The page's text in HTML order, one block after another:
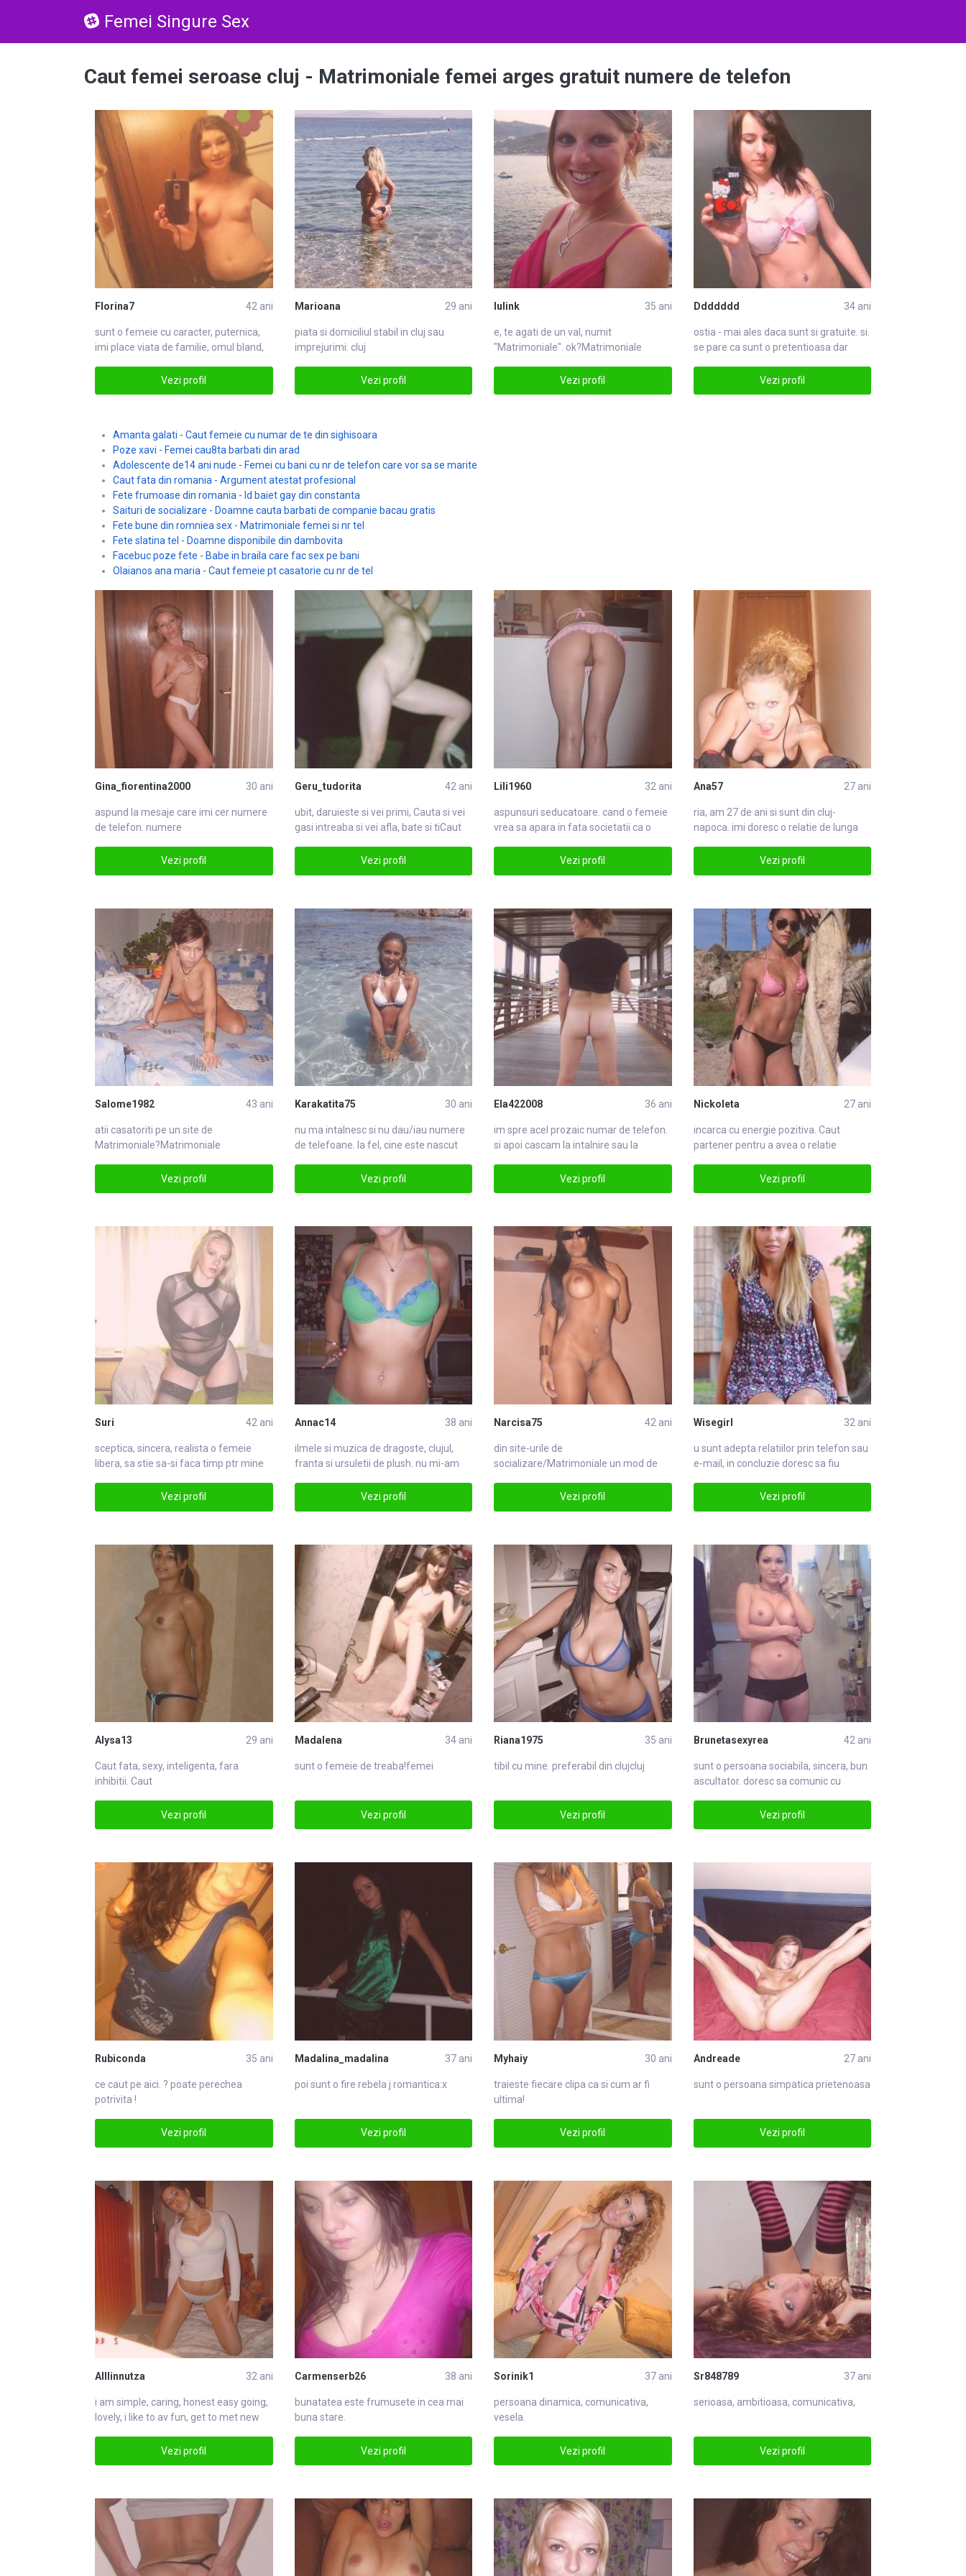
Femei Singure Sex
Caut femei seroase cluj - Matrimoniale femei arges gratuit numere de telefon
Florina7 42 ani
sunt o femeie cu caracter, puternica,
imi place viata de familie, omul bland,
Vezi profil
Marioana 29 ani
piata si domiciliul stabil in cluj sau
imprejurimi. cluj
Vezi profil
Iulink 35 ani
e, te agati de un val, numit
"Matrimoniale". ok?Matrimoniale
Vezi profil
Ddddddd 34 ani
ostia - mai ales daca sunt si gratuite. si.
se pare ca sunt o pretentioasa dar
Vezi profil
Amanta galati - Caut femeie cu numar de te din sighisoara
Poze xavi - Femei cau8ta barbati din arad
Adolescente de14 ani nude - Femei cu bani cu nr de telefon care vor sa se marite
Caut fata din romania - Argument atestat profesional
Fete frumoase din romania - Id baiet gay din constanta
Saituri de socializare - Doamne cauta barbati de companie bacau gratis
Fete bune din romniea sex - Matrimoniale femei si nr tel
Fete slatina tel - Doamne disponibile din dambovita
Facebuc poze fete - Babe in braila care fac sex pe bani
Olaianos ana maria - Caut femeie pt casatorie cu nr de tel
Gina_fiorentina2000 30 ani
aspund la mesaje care imi cernumere
de telefon. numere
Vezi profil
Geru_tudorita 42 ani
ubit, daruieste si vei primi, Cauta si vei
gasi intreaba si vei afla, bate si tiCaut
Vezi profil
Lili1960 32 ani
aspunsuri seducatoare. cand o femeie
vrea sa apara in fata societatii ca o
Vezi profil
Ana57 27 ani
ria, am 27 de ani si sunt din cluj-
napoca. imi doresc o relatie de lunga
Vezi profil
Salome1982 43 ani
atii casatoriti pe un site de
Matrimoniale?Matrimoniale
Vezi profil
Karakatita75 30 ani
nu ma intalnesc si nu dau/iau numere
de telefoane. la fel, cine este nascut
Vezi profil
Ela422008 36 ani
im spre acel prozaic numar de telefon.
si apoi cascam la intalnire sau la
Vezi profil
Nickoleta 27 ani
incarca cu energie pozitiva. Caut
partener pentru a avea o relatie
Vezi profil
Suri 42 ani
sceptica, sincera, realista o femeie
libera, sa stie sa-si faca timp ptr mine
Vezi profil
Annac14 38 ani
ilmele si muzica de dragoste, clujul,
franta si ursuletii de plush. nu mi-am
Vezi profil
Narcisa75 42 ani
din site-urile de
socializare/Matrimoniale un mod de
ceMatrimonialeVezi profil
Wisegirl 32 ani
u sunt adepta relatiilor prin telefon sau
e-mail, in concluzie doresc sa fiu
Vezi profil
Alysa13 29 ani
Cautfata, sexy, inteligenta, fara
inhibitii. Caut
Vezi profil
Madalena 34 ani
sunt o femeie de treaba!femei
Vezi profil
Riana1975 35 ani
tibil cu mine. preferabil din clujcluj
Vezi profil
Brunetasexyrea 42 ani
sunt o persoana sociabila, sincera, bun
ascultator. doresc sa comunic cu
Vezi profil
Rubiconda 35 ani
ce caut pe aici. ? poate perechea
potrivita !
Vezi profil
Madalina_madalina 37 ani
poi sunt o fire rebela j romantica:x
Vezi profil
Myhaiy 30 ani
traieste fiecare clipa ca si cum ar fi
ultima!
Vezi profil
Andreade 27 ani
sunt o persoana simpatica prietenoasa
Vezi profil
Alllinnutza 32 ani
i am simple, caring, honest easy going,
lovely, i like to av fun, get to met new
Vezi profil
Carmenserb26 38 ani
bunatatea este frumusete in cea mai
buna stare.
Vezi profil
Sorinik1 37 ani
persoana dinamica, comunicativa,
vesela.
Vezi profil
Sr848789 37 ani
serioasa, ambitioasa, comunicativa,
Vezi profil